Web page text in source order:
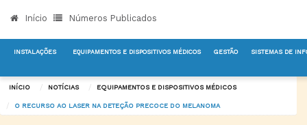
Início Números Publicados
INSTALAÇÕES EQUIPAMENTOS E DISPOSITIVOS MÉDICOS GESTÃO SISTEMAS DE
INÍCIO NOTÍCIAS EQUIPAMENTOS E DISPOSITIVOS MÉDICOS
O RECURSO AO LASER NA DETEÇÃO PRECOCE DO MELANOMA